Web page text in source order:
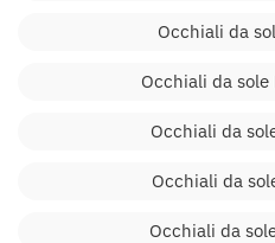
Occhiali da
Occhiali da
Occhiali da
Occhiali da
Occhiali da